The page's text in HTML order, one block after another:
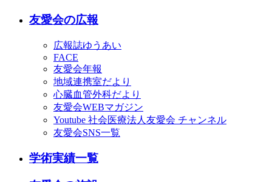
友愛会の広報
広報誌ゆうあい
FACE
友愛会年報
地域連携室だより
心臓血管外科だより
友愛会WEBマガジン
Youtube 社会医療法人友愛会 チャンネル
友愛会SNS一覧
学術実績一覧